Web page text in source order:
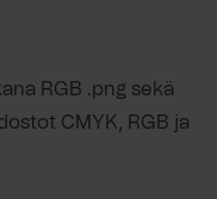
RGB .png sekä
CMYK, RGB ja